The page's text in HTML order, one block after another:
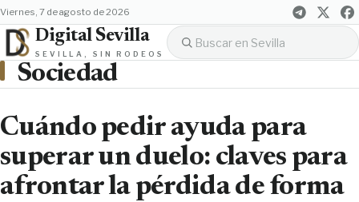
viernes, 7 de agosto de 2026
Digital Sevilla
SEVILLA, SIN RODEOS
Sociedad
Cuándo pedir ayuda para
superar un duelo: claves para
afrontar la pérdida de forma